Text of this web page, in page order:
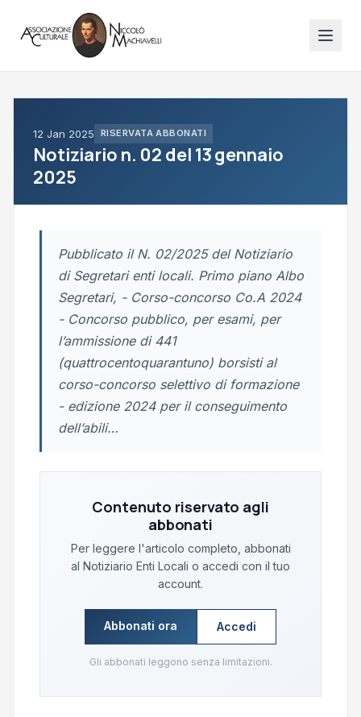
12 Jan 2025 RISERVATA ABBONATI
Notiziario n. 02 del 13 gennaio
2025
Pubblicato il N. 02/2025 del Notiziario
di Segretari enti locali. Primo piano Albo
Segretari, - Corso-concorso Co.A 2024
- Concorso pubblico, per esami, per
l’ammissione di 441
(quattrocentoquarantuno) borsisti al
corso-concorso selettivo di formazione
- edizione 2024 per il conseguimento
dell’abili…
Contenuto riservato agli
abbonati
Per leggere l'articolo completo, abbonati
al Notiziario Enti Locali o accedi con il tuo
account.
Abbonati ora Accedi
Gli abbonati leggono senza limitazioni.